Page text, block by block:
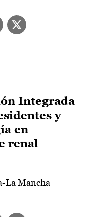
Integrada
y
en
renal
La Mancha